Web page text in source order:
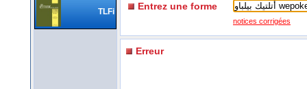
TLFi Entrez une forme
notices corrigées
Erreur